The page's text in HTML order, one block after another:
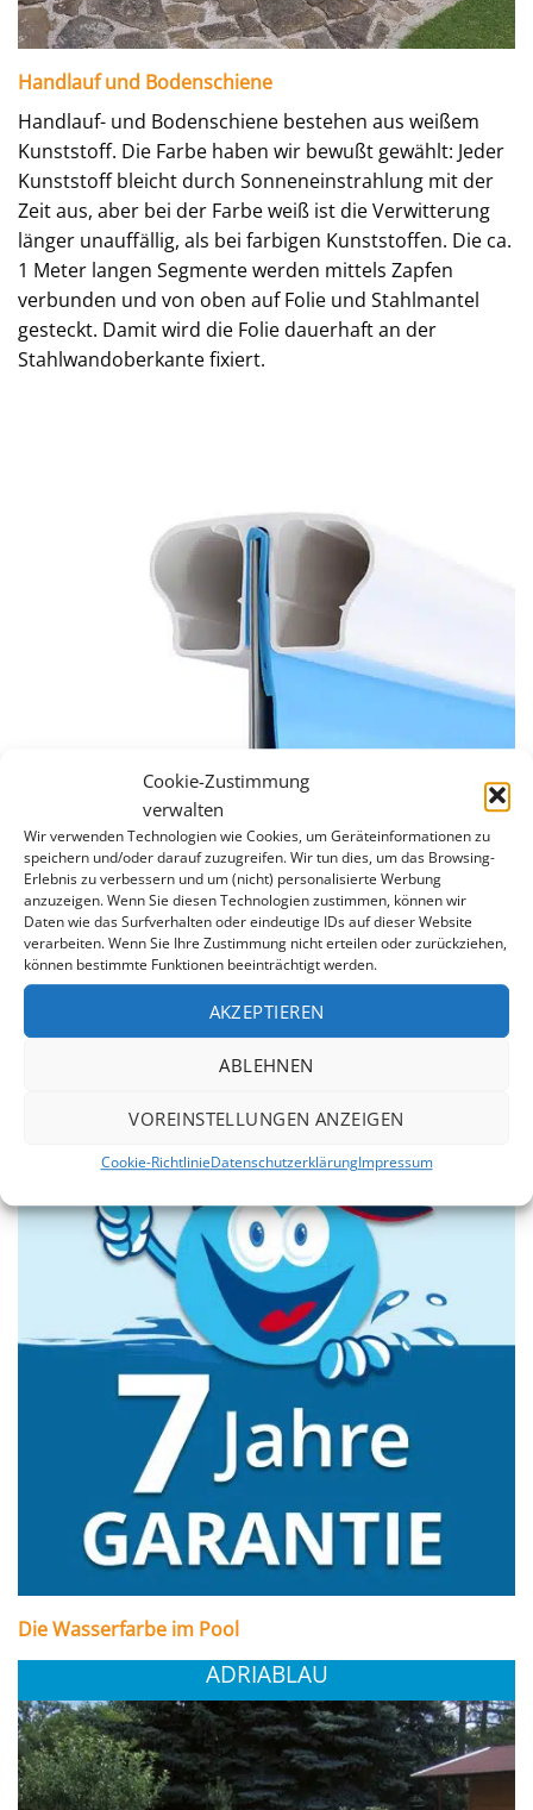
Cookie-Zustimmung
verwalten
Wir verwenden Technologien wie Cookies, um Geräteinformationen zu
speichern und/oder darauf zuzugreifen. Wir tun dies, um das Browsing-
Erlebnis zu verbessern und um (nicht) personalisierte Werbung
anzuzeigen. Wenn Sie diesen Technologien zustimmen, können wir
Daten wie das Surfverhalten oder eindeutige IDs auf dieser Website
verarbeiten. Wenn Sie Ihre Zustimmung nicht erteilen oder zurückziehen,
können bestimmte Funktionen beeinträchtigt werden.
AKZEPTIEREN
ABLEHNEN
VOREINSTELLUNGEN ANZEIGEN
Cookie-RichtlinieDatenschutzerklärungImpressum
Handlauf und Bodenschiene
Handlauf- und Bodenschiene bestehen aus weißem
Kunststoff. Die Farbe haben wir bewußt gewählt: Jeder
Kunststoff bleicht durch Sonneneinstrahlung mit der
Zeit aus, aber bei der Farbe weiß ist die Verwitterung
länger unauffällig, als bei farbigen Kunststoffen. Die ca.
1 Meter langen Segmente werden mittels Zapfen
verbunden und von oben auf Folie und Stahlmantel
gesteckt. Damit wird die Folie dauerhaft an der
Stahlwandoberkante fixiert.
7 Jahre Garantie
Wir sind von der Qualität unserer Produkte überzeugt.
Daher erstreckt sich unsere 7jährige Garantie auf die
Dichtheit der Schweißnähte und gegen Durchrosten
Die Wasserfarbe im Pool
ADRIABLAU